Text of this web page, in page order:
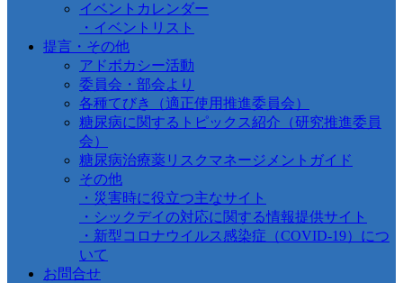
イベントカレンダー
・イベントリスト
提言・その他
アドボカシー活動
委員会・部会より
各種てびき（適正使用推進委員会）
糖尿病に関するトピックス紹介（研究推進委員
会）
糖尿病治療薬リスクマネージメントガイド
その他
・災害時に役立つ主なサイト
・シックデイの対応に関する情報提供サイト
・新型コロナウイルス感染症（COVID-19）につ
いて
お問合せ